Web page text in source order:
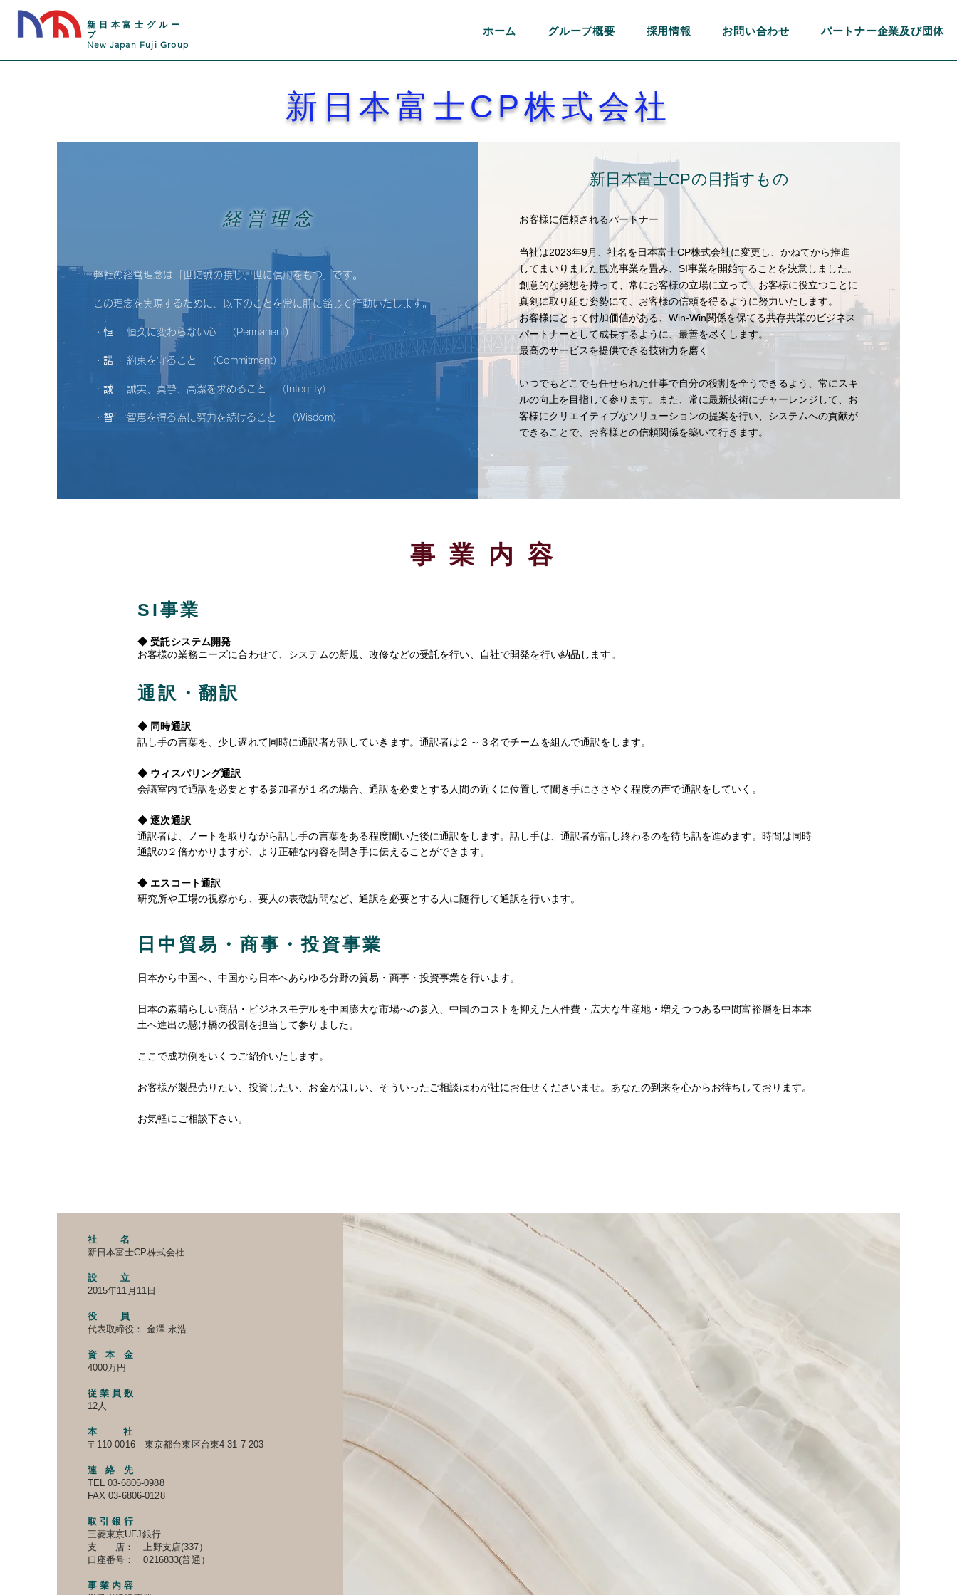
新日本富士グルー
プ
New Japan Fuji Group
ホーム グループ概要 採用情報 お問い合わせ パートナー企業及び団体
​新日本富士CP株式会社
経 営 理 念
弊社の経営理念は「世に誠の接し、世に信用をもつ」です。
この理念を実現するために、以下のことを常に肝に銘じて行動いたします。
・ 恒 恒久に変わらない心 （Permanent)
・ 諾 約束を守ること （Commitment）
・ 誠 誠実、真摯、高潔を求めること （Integrity）
・ 智智恵を得る為に努力を続けること （Wisdom）
新日本富士CPの目指すもの
お客様に信頼されるパートナー
当社は2023年9月、社名を日本富士CP株式会社に変更し、かねてから推進
してまいりました観光事業を畳み、SI事業を開始することを決意しました。
創意的な発想を持って、常にお客様の立場に立って、お客様に役立つことに
真剣に取り組む姿勢にて、お客様の信頼を得るように努力いたします。
お客様にとって付加価値がある、Win-Win関係を保てる共存共栄のビジネス
パートナーとして成長するように、最善を尽くします。
最高のサービスを提供できる技術力を磨く
いつでもどこでも任せられた仕事で自分の役割を全うできるよう、常にスキ
ルの向上を目指して参ります。また、常に最新技術にチャーレンジして、お
客様にクリエイティブなソリューションの提案を行い、システムへの貢献が
できることで、お客様との信頼関係を築いて行きます。
事 業 内 容
SI事業
◆ 受託システム開発
お客様の業務ニーズに合わせて、システムの新規、改修などの受託を行い、自社で開発を行い納品します。
通訳・翻訳
◆ 同時通訳
話し手の言葉を、少し遅れて同時に通訳者が訳していきます。通訳者は２～３名でチームを組んで通訳をします。
◆ ウィスパリング通訳
会議室内で通訳を必要とする参加者が１名の場合、通訳を必要とする人間の近くに位置して聞き手にささやく程度の声で通訳をしていく。
◆ 逐次通訳
通訳者は、ノートを取りながら話し手の言葉をある程度聞いた後に通訳をします。話し手は、通訳者が話し終わるのを待ち話を進めます。時間は同時
通訳の２倍かかりますが、より正確な内容を聞き手に伝えることができます。
◆ エスコート通訳
研究所や工場の視察から、要人の表敬訪問など、通訳を必要とする人に随行して通訳を行います。
日中貿易・商事・投資事業
日本から中国へ、中国から日本へあらゆる分野の貿易・商事・投資事業を行います。
日本の素晴らしい商品・ビジネスモデルを中国膨大な市場への参入、中国のコストを抑えた人件費・広大な生産地・増えつつある中間富裕層を日本本
土へ進出の懸け橋の役割を担当して参りました。
ここで成功例をいくつご紹介いたします。
お客様が製品売りたい、投資したい、お金がほしい、そういったご相談はわが社にお任せくださいませ。 あなたの到来を心からお待ちしております。
お気軽にご相談下さい。
社 名
新日本富士CP株式会社
設 立
2015年11月11日
役 員
代表取締役： 金澤 永浩
資 本 金
4000万円
​従 業 員 数
12人
本 社
〒110-0016 東京都台東区台東4-31-7-203
連 絡 先
TEL 03-6806-0988
FAX 03-6806-0128
取 引 銀 行
三菱東京UFJ銀行
支 店： 上野支店(337）
口座番号： 0216833(普通）
事 業 内 容